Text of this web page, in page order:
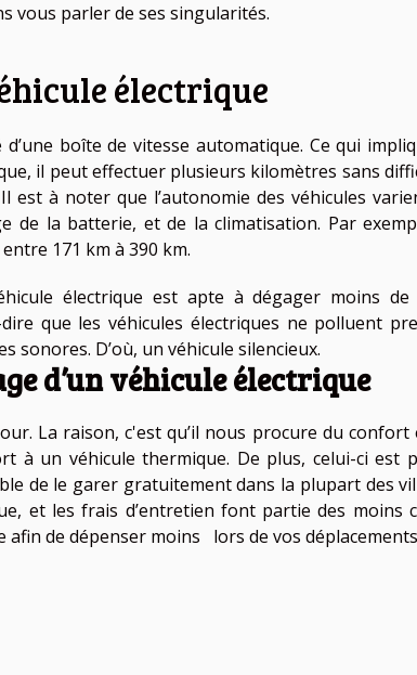
vous parler de ses singularités.
électrique
boîte de vitesse automatique. Ce qui
il peut effectuer plusieurs kilomètres sans
à noter que l’autonomie des véhicules
de la batterie, et de la climatisation. Par
171 km à 390 km.
électrique est apte à dégager moins de
que les véhicules électriques ne polluent
sonores. D’où, un véhicule silencieux.
d’un véhicule électrique
La raison, c'est qu’il nous procure du confort
à un véhicule thermique. De plus, celui-ci est
de le garer gratuitement dans la plupart des
et les frais d’entretien font partie des moins
de dépenser moins lors de vos